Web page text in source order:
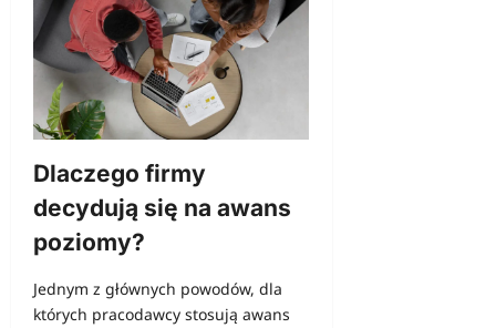
Dlaczego firmy
decydują się na awans
poziomy?
Jednym z głównych powodów, dla
których pracodawcy stosują awans